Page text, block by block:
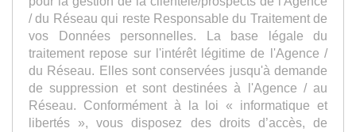
/ du Réseau qui reste Responsable du Traitement de
vos Données personnelles. La base légale du
traitement repose sur l'intérêt légitime de l'Agence /
du Réseau. Elles sont conservées jusqu'à demande
de suppression et sont destinées à l'Agence / au
Réseau. Conformément à la loi « informatique et
libertés », vous disposez des droits d’accès, de